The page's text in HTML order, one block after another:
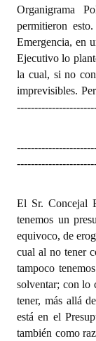
Organigrama
permitieron
Emergencia, en
Ejecutivo lo
la cual, si no
imprevisibles.
El Sr. Concejal
tenemos un
equivoco, de
cual al no tener
tampoco
solventar; con lo
tener, más allá
está en el
también como